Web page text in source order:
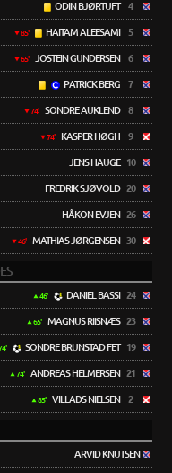
ODIN BJØRTUFT 4
85' HAITAM ALEESAMI 5
65' JOSTEIN GUNDERSEN 6
PATRICK BERG 7
74' SONDRE AUKLEND 8
74' KASPER HØGH 9
JENS HAUGE 10
FREDRIK SJØVOLD 20
HÅKON EVJEN 26
46' MATHIAS JØRGENSEN 30
46' DANIEL BASSI 24
65' MAGNUS RIISNÆS 23
SONDRE BRUNSTAD FET 19
74' ANDREAS HELMERSEN 21
85' VILLADS NIELSEN 2
ARVID KNUTSEN